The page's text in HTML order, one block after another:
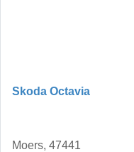
Skoda Octavia
Moers, 47441